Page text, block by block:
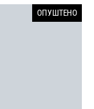
ОПУШТЕНО